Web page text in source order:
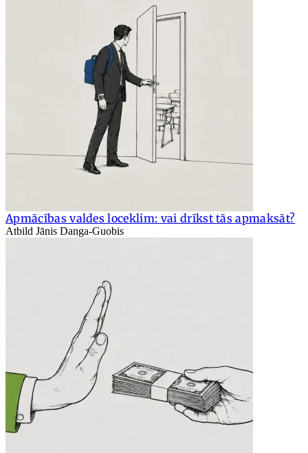
Apmācības valdes loceklim: vai drīkst tās apmaksāt?
Atbild Jānis Danga-Guobis